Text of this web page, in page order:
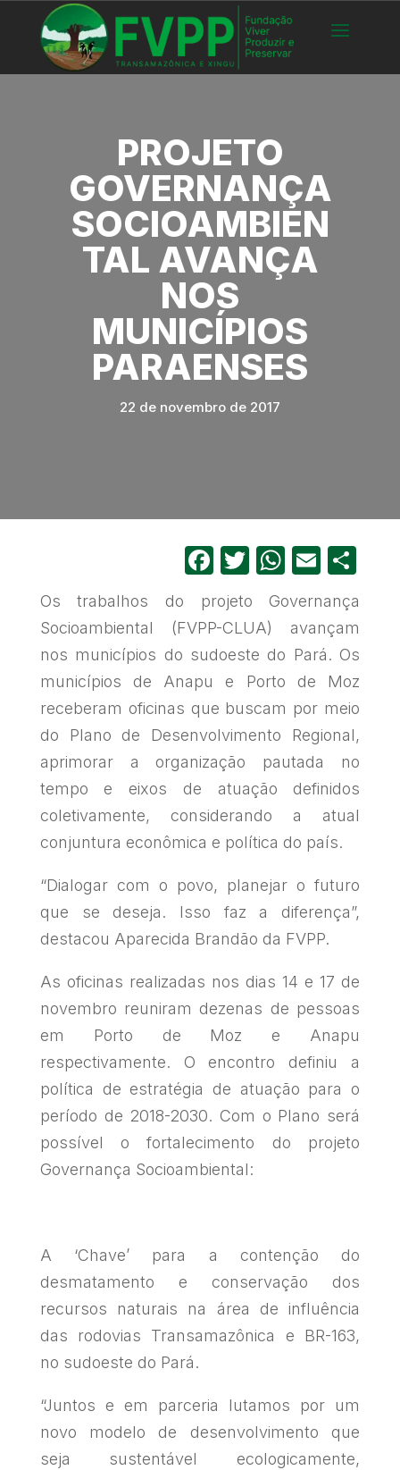
PROJETO
GOVERNANÇA
SOCIOAMBIEN
TAL AVANÇA
NOS
MUNICÍPIOS
PARAENSES
22 de novembro de 2017
Facebook
TwitterEmail
Os trabalhos do projeto Governança
Socioambiental (FVPP-CLUA) avançam
nos municípios do sudoeste do Pará. Os
municípios de Anapu e Porto de Moz
receberam oficinas que buscam por meio
do Plano de Desenvolvimento Regional,
aprimorar a organização pautada no
tempo e eixos de atuação definidos
coletivamente, considerando a atual
conjuntura econômica e política do país.
“Dialogar com o povo, planejar o futuro
que se deseja. Isso faz a diferença”,
destacou Aparecida Brandão da FVPP.
As oficinas realizadas nos dias 14 e 17 de
novembro reuniram dezenas de pessoas
em Porto de Moz e Anapu
respectivamente. O encontro definiu a
política de estratégia de atuação para o
período de 2018-2030. Com o Plano será
possível o fortalecimento do projeto
Governança Socioambiental:
A ‘Chave’ para a contenção do
desmatamento e conservação dos
recursos naturais na área de influência
das rodovias Transamazônica e BR-163,
no sudoeste do Pará.
“Juntos e em parceria lutamos por um
novo modelo de desenvolvimento que
seja sustentável ecologicamente,